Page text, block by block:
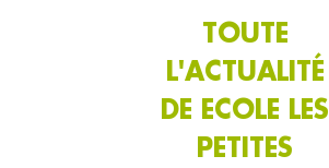
TOUTE
L'ACTUALITÉ
DE ECOLE LES
PETITES